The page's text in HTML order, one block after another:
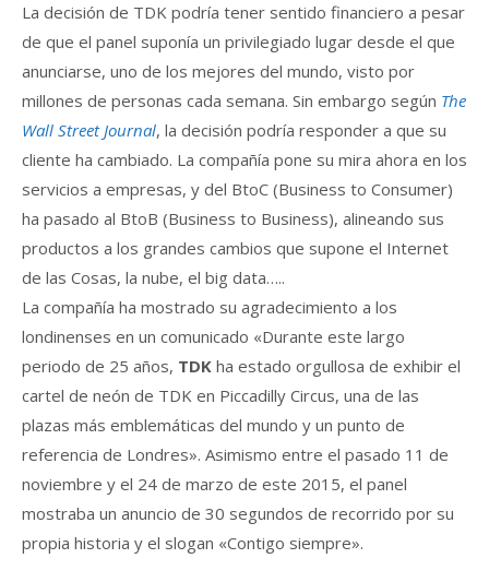
La decisión de TDK podría tener sentido financiero a pesar
de que el panel suponía un privilegiado lugar desde el que
anunciarse, uno de los mejores del mundo, visto por
millones de personas cada semana. Sin embargo según The
Wall Street Journal, la decisión podría responder a que su
cliente ha cambiado. La compañía pone su mira ahora en los
servicios a empresas, y del BtoC (Business to Consumer)
ha pasado al BtoB (Business to Business), alineando sus
productos a los grandes cambios que supone el Internet
de las Cosas, la nube, el big data…..
La compañía ha mostrado su agradecimiento a los
londinenses en un comunicado «Durante este largo
periodo de 25 años, TDK ha estado orgullosa de exhibir el
cartel de neón de TDK en Piccadilly Circus, una de las
plazas más emblemáticas del mundo y un punto de
referencia de Londres». Asimismo entre el pasado 11 de
noviembre y el 24 de marzo de este 2015, el panel
mostraba un anuncio de 30 segundos de recorrido por su
propia historia y el slogan «Contigo siempre».